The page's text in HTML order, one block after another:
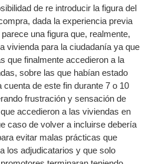
de re introducir la figura del
dada la experiencia previa
una figura que, realmente,
vivienda para la ciudadanía ya que
que finalmente accedieron a la
sobre las que habían estado
cuenta de este fin durante 7 o 10
frustración y sensación de
accedieron a las viviendas en
caso de volver a incluirse debería
evitar malas prácticas que
los adjudicatarios y que solo